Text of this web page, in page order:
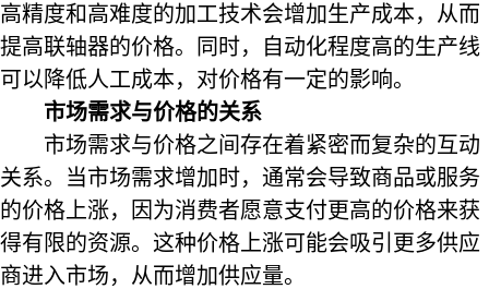
高精度和高难度的加工技术会增加生产成本，从而
提高联轴器的价格。同时，自动化程度高的生产线
可以降低人工成本，对价格有一定的影响。
市场需求与价格的关系
市场需求与价格之间存在着紧密而复杂的互动
关系。当市场需求增加时，通常会导致商品或服务
的价格上涨，因为消费者愿意支付更高的价格来获
得有限的资源。这种价格上涨可能会吸引更多供应
商进入市场，从而增加供应量。